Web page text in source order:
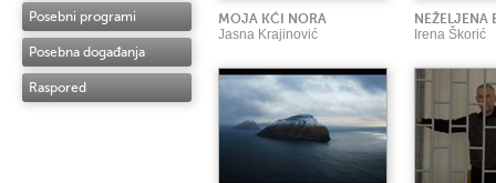
Posebni programi
Posebna događanja
Raspored
MOJA KĆI NORA
Jasna Krajinović
NEŽELJENA
Irena Škorić